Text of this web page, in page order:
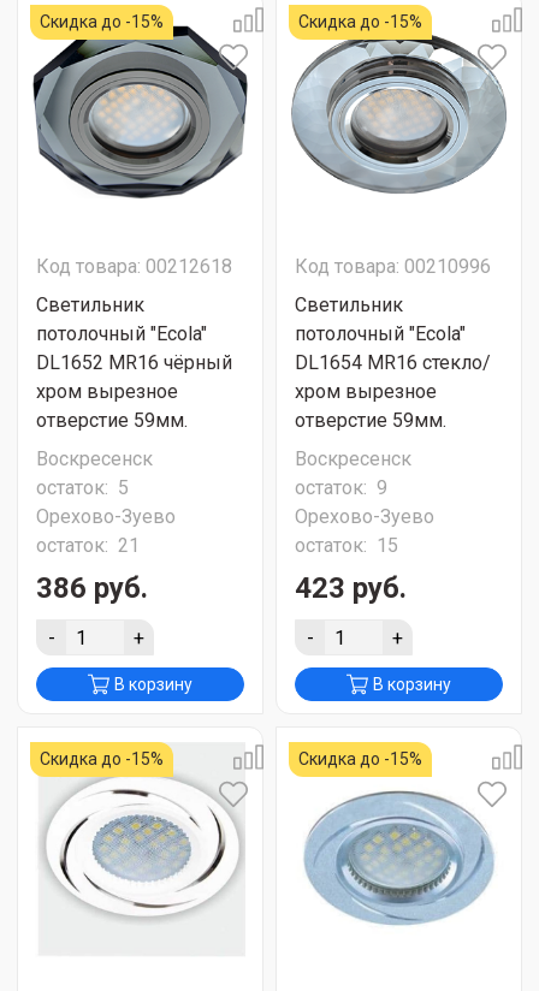
Скидка до -15%
Код товара: 00212618
Светильник
потолочный "Ecola"
DL1652 MR16 чёрный
хром вырезное
отверстие 59мм.
Воскресенск
остаток: 5
Орехово-Зуево
остаток: 21
386 руб.
- +
В корзину
Скидка до -15%
Код товара: 00210996
Светильник
потолочный "Ecola"
DL1654 MR16 стекло/
хром вырезное
отверстие 59мм.
Воскресенск
остаток: 9
Орехово-Зуево
остаток: 15
423 руб.
- +
В корзину
Скидка до -15% Скидка до -15%